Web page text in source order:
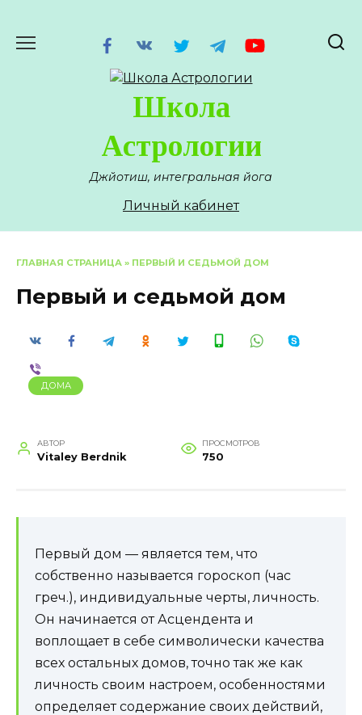
содержанию
Школа
Астрологии
Джйотиш, интегральная йога
Личный кабинет
ГЛАВНАЯ СТРАНИЦА » ПЕРВЫЙ И СЕДЬМОЙ ДОМ
Первый и седьмой дом
ДОМА
АВТОР
Vitaley Berdnik
ПРОСМОТРОВ
750
Первый дом — является тем, что
собственно называется гороскоп (час
греч.), индивидуальные черты, личность.
Он начинается от Асцендента и
воплощает в себе символически качества
всех остальных домов, точно так же как
личность своим настроем, особенностями
определяет содержание своих действий,